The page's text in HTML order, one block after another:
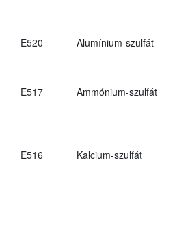
E520 Alumínium-szulfát
E517
Ammónium-szulfát
E516 Kalcium-szulfát